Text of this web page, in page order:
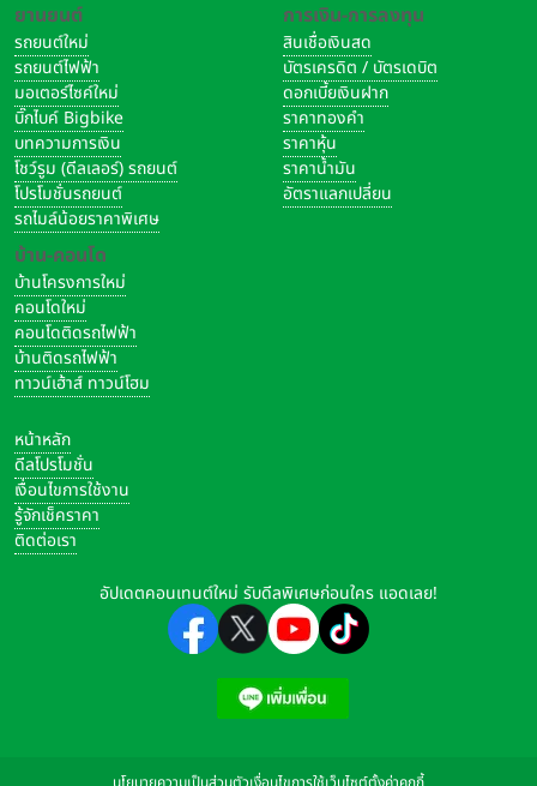
ยานยนต์
รถยนต์ใหม่
รถยนต์ไฟฟ้า
มอเตอร์ไซค์ใหม่
บิ๊กไบค์ Bigbike
บทความการเงิน
โชว์รูม (ดีลเลอร์) รถยนต์
โปรโมชั่นรถยนต์
รถไมล์น้อยราคาพิเศษ
บ้าน-คอนโด
บ้านโครงการใหม่
คอนโดใหม่
คอนโดติดรถไฟฟ้า
บ้านติดรถไฟฟ้า
ทาวน์เฮ้าส์ ทาวน์โฮม
การเงิน-การลงทุน
สินเชื่อเงินสด
บัตรเครดิต / บัตรเดบิต
ดอกเบี้ยเงินฝาก
ราคาทองคำ
ราคาหุ้น
ราคาน้ำมัน
อัตราแลกเปลี่ยน
หน้าหลัก
ดีลโปรโมชั่น
เงื่อนไขการใช้งาน
รู้จักเช็คราคา
ติดต่อเรา
อัปเดตคอนเทนต์ใหม่ รับดีลพิเศษก่อนใคร แอดเลย!